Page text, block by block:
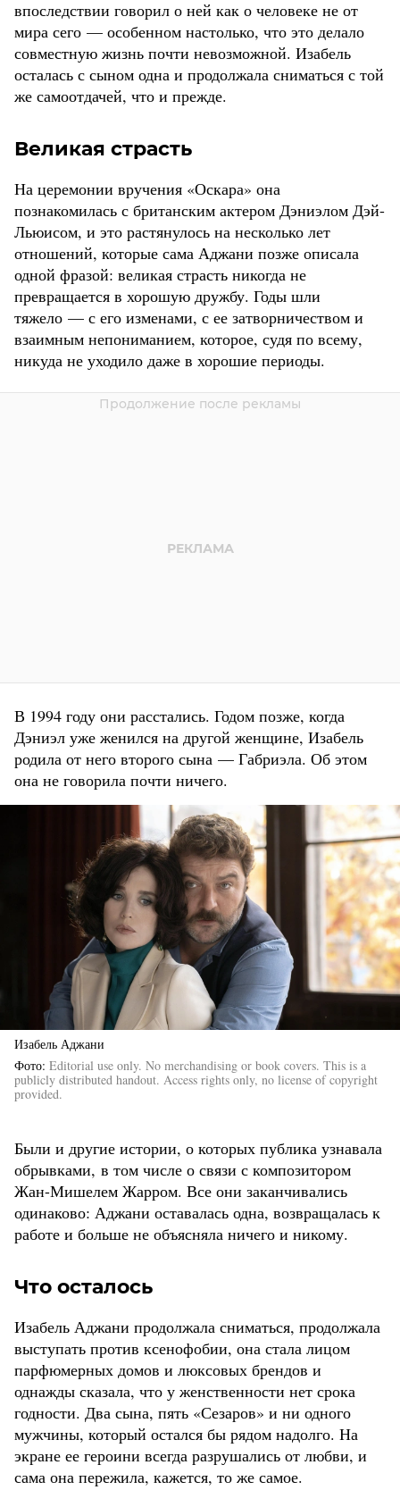
впоследствии говорил о ней как о человеке не от
мира сего — особенном настолько, что это делало
совместную жизнь почти невозможной. Изабель
осталась с сыном одна и продолжала сниматься с той
же самоотдачей, что и прежде.
Великая страсть
На церемонии вручения «Оскара» она
познакомилась с британским актером Дэниэлом Дэй-
Льюисом, и это растянулось на несколько лет
отношений, которые сама Аджани позже описала
одной фразой: великая страсть никогда не
превращается в хорошую дружбу. Годы шли
тяжело — с его изменами, с ее затворничеством и
взаимным непониманием, которое, судя по всему,
никуда не уходило даже в хорошие периоды.
В 1994 году они расстались. Годом позже, когда
Дэниэл уже женился на другой женщине, Изабель
родила от него второго сына — Габриэла. Об этом
она не говорила почти ничего.
Изабель Аджани
Фото Editorial use only. No merchandising or book covers. This is a
publicly distributed handout. Access rights only, no license of copyright
provided.
Были и другие истории, о которых публика узнавала
обрывками, в том числе о связи с композитором
Жан-Мишелем Жарром. Все они заканчивались
одинаково: Аджани оставалась одна, возвращалась к
работе и больше не объясняла ничего и никому.
Что осталось
Изабель Аджани продолжала сниматься, продолжала
выступать против ксенофобии, она стала лицом
парфюмерных домов и люксовых брендов и
однажды сказала, что у женственности нет срока
годности. Два сына, пять «Сезаров» и ни одного
мужчины, который остался бы рядом надолго. На
экране ее героини всегда разрушались от любви, и
сама она пережила, кажется, то же самое.